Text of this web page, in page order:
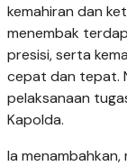
kemahiran dan
menembak
presisi, serta
cepat dan tepat.
pelaksanaan
Kapolda.
Ia